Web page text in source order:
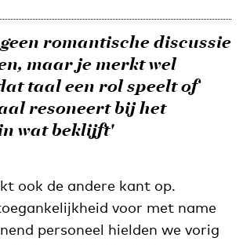
romantische discussie
maar je merkt wel
taal een rol speelt of
resoneert bij het
wat beklijft'
ook de andere kant op.
voor met name
personeel hielden we vorig